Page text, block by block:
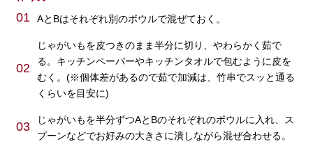
01 AとBはそれぞれ別のボウルで混ぜておく。
02
じゃがいもを皮つきのまま半分に切り、やわらかく茹で
る。キッチンペーパーやキッチンタオルで包むように皮を
むく。(※個体差があるので茹で加減は、竹串でスッと通る
くらいを目安に)
03
じゃがいもを半分ずつAとBのそれぞれのボウルに入れ、ス
プーンなどでお好みの大きさに潰しながら混ぜ合わせる。